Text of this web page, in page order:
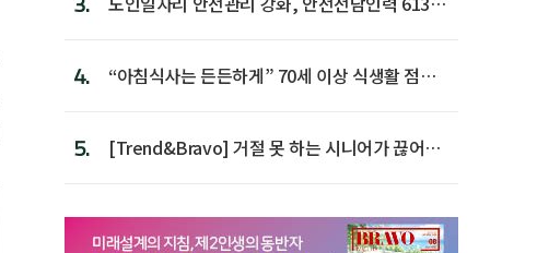
4.
“아침식사는 든든하게” 70세 이상 식생활 점수
5.
[Trend&Bravo] 거절 못 하는 시니어가 끊어야